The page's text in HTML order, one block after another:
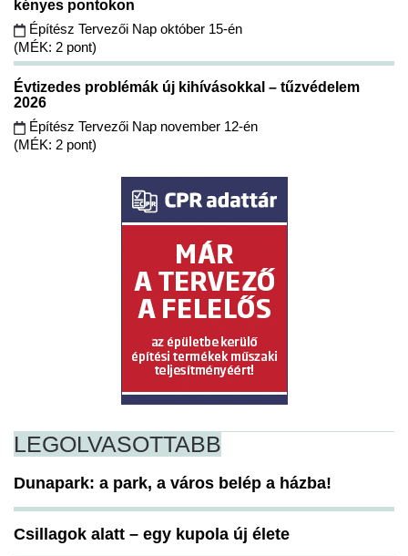
kényes pontokon
Építész Tervezői Nap október 15-én
(MÉK: 2 pont)
Évtizedes problémák új kihívásokkal – tűzvédelem
2026
Építész Tervezői Nap november 12-én
(MÉK: 2 pont)
LEGOLVASOTTABB
Dunapark: a park, a város belép a házba!
Csillagok alatt – egy kupola új élete